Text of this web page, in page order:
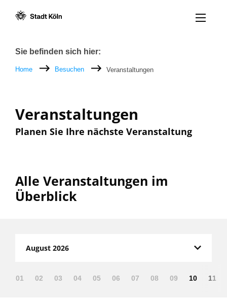
Menü
Breadcrumb
Sie befinden sich hier:
Home Besuchen Veranstaltungen
Veranstaltungen
Planen Sie Ihre nächste Veranstaltung
Alle Veranstaltungen im
Überblick
August 2026
01 02 03 04 05 06 07 08 09 10 11